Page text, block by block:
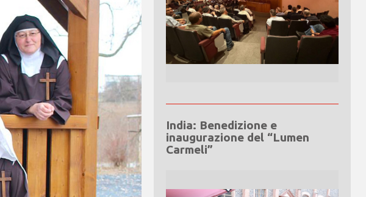
India: Benedizione e
inaugurazione del “Lumen
Carmeli”